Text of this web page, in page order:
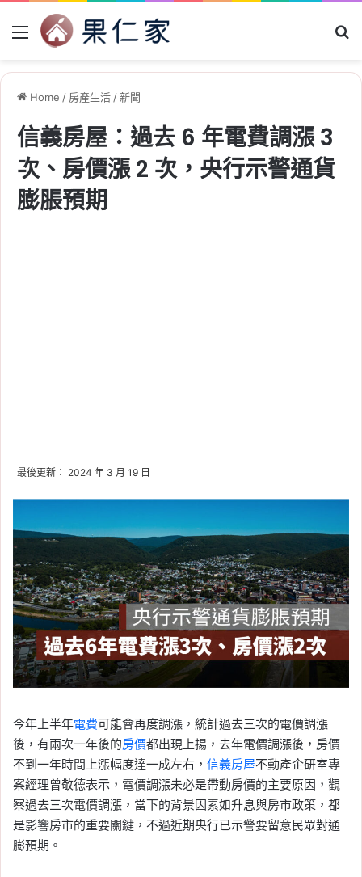
Menu
Home / 房產生活/新聞
信義房屋：過去 6 年電費調漲 3
次、房價漲 2 次，央行示警通貨
膨脹預期
最後更新： 2024 年 3 月 19 日
今年上半年電費可能會再度調漲，統計過去三次的電價調漲
後，有兩次一年後的房價都出現上揚，去年電價調漲後，房價
不到一年時間上漲幅度達一成左右， 信義房屋不動產企研室專
案經理曾敬德表示，電價調漲未必是帶動房價的主要原因，觀
察過去三次電價調漲，當下的背景因素如升息與房市政策，都
是影響房市的重要關鍵，不過近期央行已示警要留意民眾對通
膨預期。